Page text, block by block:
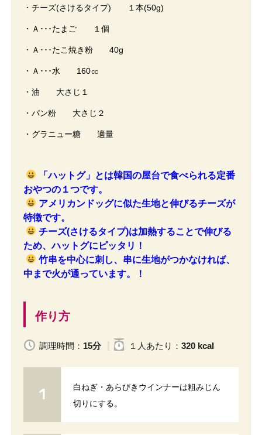
・チーズ(さけるタイプ) １本(50g)
・Ａ･･･たまご １個
・Ａ･･･たこ焼き粉 40g
・Ａ･･･水 160㏄
・油 大さじ１
・パン粉 大さじ２
・グラニュー糖 適量
「ハットグ」とは韓国の屋台で食べられる定番
おやつの１つです。
アメリカンドッグに似た生地と伸びるチーズが
特徴です。
チーズ(さけるタイプ)は加熱することで伸びる
ため、ハットグにピッタリ！
竹串を中心に刺し、串に生地がつかなければ、
中まで火が通っています。！
作り方
調理時間： 15分 １人 あたり ： 320 kcal
白ねぎ・あらびきウインナーは粗みじん
切りにする。